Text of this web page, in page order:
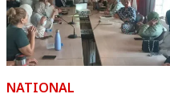
NATIONAL